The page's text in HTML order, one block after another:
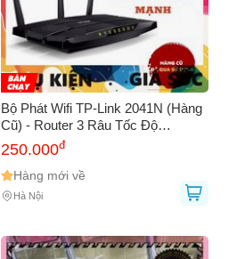
Bộ Phát Wifi TP-Link 2041N (Hàng
Cũ) - Router 3 Râu Tốc Độ
450Mbps, Phát Sóng Mạnh, Xuyên
Tường, Tiết Kiệm Chi Phí
250.000đ
Hàng mới về
Hà Nội